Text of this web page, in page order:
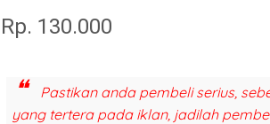
Rp. 130.000
Pastikan anda pembeli serius,
yang tertera pada iklan, jadilah